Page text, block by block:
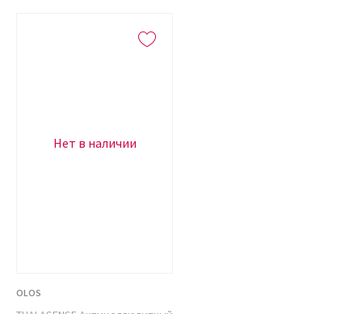
Нет в наличии
OLOS